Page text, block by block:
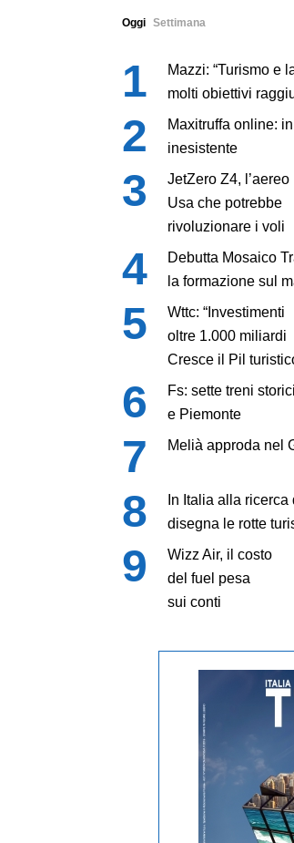
Oggi Settimana
Mazzi: “Turismo e
molti obiettivi
Maxitruffa online:
inesistente
JetZero Z4, l’aereo
Usa che potrebbe
rivoluzionare i voli
Debutta Mosaico
la formazione sul
Wttc: “Investimenti
oltre 1.000 miliardi
Cresce il Pil
Fs: sette treni
e Piemonte
Melià approda nel
In Italia alla
disegna le rotte
Wizz Air, il costo
del fuel pesa
sui conti